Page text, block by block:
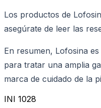
Los productos de
asegúrate de leer las
En resumen, Lofosina
para tratar una amplia
marca de cuidado de la
INI 1028